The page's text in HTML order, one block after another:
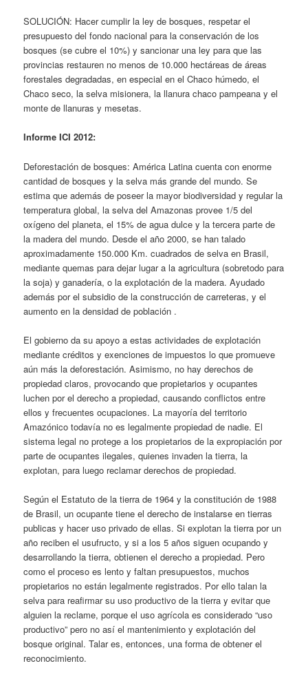
SOLUCIÓN: Hacer cumplir la ley de bosques, respetar el
presupuesto del fondo nacional para la conservación de los
bosques (se cubre el 10%) y sancionar una ley para que las
provincias restauren no menos de 10.000 hectáreas de áreas
forestales degradadas, en especial en el Chaco húmedo, el
Chaco seco, la selva misionera, la llanura chaco pampeana y el
monte de llanuras y mesetas.
Informe ICI 2012:
Deforestación de bosques: América Latina cuenta con enorme
cantidad de bosques y la selva más grande del mundo. Se
estima que además de poseer la mayor biodiversidad y regular la
temperatura global, la selva del Amazonas provee 1/5 del
oxígeno del planeta, el 15% de agua dulce y la tercera parte de
la madera del mundo. Desde el año 2000, se han talado
aproximadamente 150.000 Km. cuadrados de selva en Brasil,
mediante quemas para dejar lugar a la agricultura (sobretodo para
la soja) y ganadería, o la explotación de la madera. Ayudado
además por el subsidio de la construcción de carreteras, y el
aumento en la densidad de población .
El gobierno da su apoyo a estas actividades de explotación
mediante créditos y exenciones de impuestos lo que promueve
aún más la deforestación. Asimismo, no hay derechos de
propiedad claros, provocando que propietarios y ocupantes
luchen por el derecho a propiedad, causando conflictos entre
ellos y frecuentes ocupaciones. La mayoría del territorio
Amazónico todavía no es legalmente propiedad de nadie. El
sistema legal no protege a los propietarios de la expropiación por
parte de ocupantes ilegales, quienes invaden la tierra, la
explotan, para luego reclamar derechos de propiedad.
Según el Estatuto de la tierra de 1964 y la constitución de 1988
de Brasil, un ocupante tiene el derecho de instalarse en tierras
publicas y hacer uso privado de ellas. Si explotan la tierra por un
año reciben el usufructo, y si a los 5 años siguen ocupando y
desarrollando la tierra, obtienen el derecho a propiedad. Pero
como el proceso es lento y faltan presupuestos, muchos
propietarios no están legalmente registrados. Por ello talan la
selva para reafirmar su uso productivo de la tierra y evitar que
alguien la reclame, porque el uso agrícola es considerado “uso
productivo” pero no así el mantenimiento y explotación del
bosque original. Talar es, entonces, una forma de obtener el
reconocimiento.